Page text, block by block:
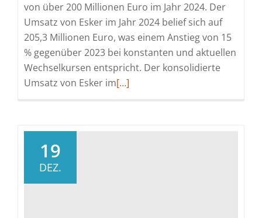
von über 200 Millionen Euro im Jahr 2024. Der
Umsatz von Esker im Jahr 2024 belief sich auf
205,3 Millionen Euro, was einem Anstieg von 15
% gegenüber 2023 bei konstanten und aktuellen
Wechselkursen entspricht. Der konsolidierte
Umsatz von Esker imRead
[…]
19
DEZ.